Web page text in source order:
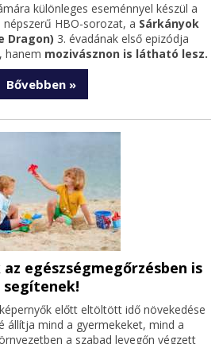
különleges eseménnyel készül a
HBO-sorozat, a Sárkányok
Dragon) 3. évadának első epizódja
hanem mozivásznon is látható lesz.
Bővebben »
egészségmegőrzésben is
segítenek!
előtt eltöltött idő növekedése
állítja mind a gyermekeket, mind a
a szabad levegőn végzett